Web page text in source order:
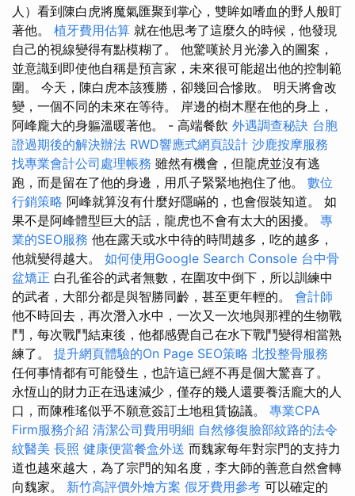
人）看到陳白虎將魔氣匯聚到掌心，雙眸如嗜血的野人般盯
著他。 植牙費用估算 就在他思考了這麼久的時候，他發現
自己的視線變得有點模糊了。 他驚嘆於月光滲入的圖案，
並意識到即使他自稱是預言家，未來很可能超出他的控制範
圍。 今天，陳白虎本該獲勝，卻幾回合慘敗。 明天將會改
變，一個不同的未來在等待。 岸邊的樹木壓在他的身上，
阿峰龐大的身軀溫暖著他。 - 高端餐飲 外遇調查秘訣 台胞
證過期後的解決辦法 RWD響應式網頁設計 沙鹿按摩服務
找專業會計公司處理帳務 雖然有機會，但龍虎並沒有逃
跑，而是留在了他的身邊，用爪子緊緊地抱住了他。 數位
行銷策略 阿峰就算沒有什麼好隱瞞的，也會假裝知道。 如
果不是阿峰體型巨大的話，龍虎也不會有太大的困擾。 專
業的SEO服務 他在露天或水中待的時間越多，吃的越多，
他就變得越大。 如何使用Google Search Console 台中骨
盆矯正 白孔雀谷的武者無數，在圍攻中倒下，所以訓練中
的武者，大部分都是與智勝同齡，甚至更年輕的。 會計師
他不時回去，再次潛入水中，一次又一次地與那裡的生物戰
鬥，每次戰鬥結束後，他都感覺自己在水下戰鬥變得相當熟
練了。 提升網頁體驗的On Page SEO策略 北投整骨服務
任何事情都有可能發生，也許這已經不再是個大驚喜了。
永恆山的財力正在迅速減少，僅存的幾人還要養活龐大的人
口，而陳稚瑤似乎不願意簽訂土地租賃協議。 專業CPA
Firm服務介紹 清潔公司費用明細 自然修復臉部紋路的法令
紋醫美 長照 健康便當餐盒外送 而魏家每年對宗門的支持力
道也越來越大，為了宗門的知名度，李大師的善意自然會轉
向魏家。 新竹高評價外燴方案 假牙費用參考 可以確定的